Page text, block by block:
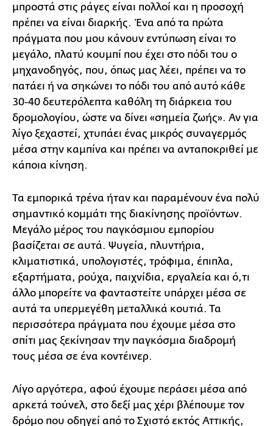
μπροστά στις ράγες είναι πολλοί και η προσοχή
πρέπει να είναι διαρκής. Ένα από τα πρώτα
πράγματα που μου κάνουν εντύπωση είναι το
μεγάλο, πλατύ κουμπί που έχει στο πόδι του ο
μηχανοδηγός, που, όπως μας λέει, πρέπει να το
πατάει ή να σηκώνει το πόδι του από αυτό κάθε
30-40 δευτερόλεπτα καθόλη τη διάρκεια του
δρομολογίου, ώστε να δίνει «σημεία ζωής». Αν για
λίγο ξεχαστεί, χτυπάει ένας μικρός συναγερμός
μέσα στην καμπίνα και πρέπει να ανταποκριθεί με
κάποια κίνηση.
Τα εμπορικά τρένα ήταν και παραμένουν ένα πολύ
σημαντικό κομμάτι της διακίνησης προϊόντων.
Μεγάλο μέρος του παγκόσμιου εμπορίου
βασίζεται σε αυτά. Ψυγεία, πλυντήρια,
κλιματιστικά, υπολογιστές, τρόφιμα, έπιπλα,
εξαρτήματα, ρούχα, παιχνίδια, εργαλεία και ό,τι
άλλο μπορείτε να φανταστείτε υπάρχει μέσα σε
αυτά τα υπερμεγέθη μεταλλικά κουτιά. Τα
περισσότερα πράγματα που έχουμε μέσα στο
σπίτι μας ξεκίνησαν την παγκόσμια διαδρομή
τους μέσα σε ένα κοντέινερ.
Λίγο αργότερα, αφού έχουμε περάσει μέσα από
αρκετά τούνελ, στο δεξί μας χέρι βλέπουμε τον
δρόμο που οδηγεί από το Σχιστό εκτός Αττικής,